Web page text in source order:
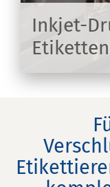
Inkjet-